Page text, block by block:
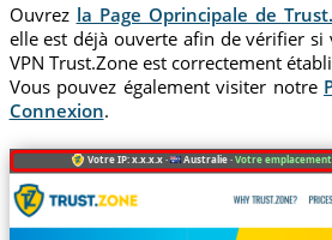
Ouvrez la Page Oprincipale de
elle est déjà ouverte afin de vérifier si
VPN Trust.Zone est correctement
Vous pouvez également visiter notre
Connexion.
Votre IP: x.x.x.x · Australie ·Votre